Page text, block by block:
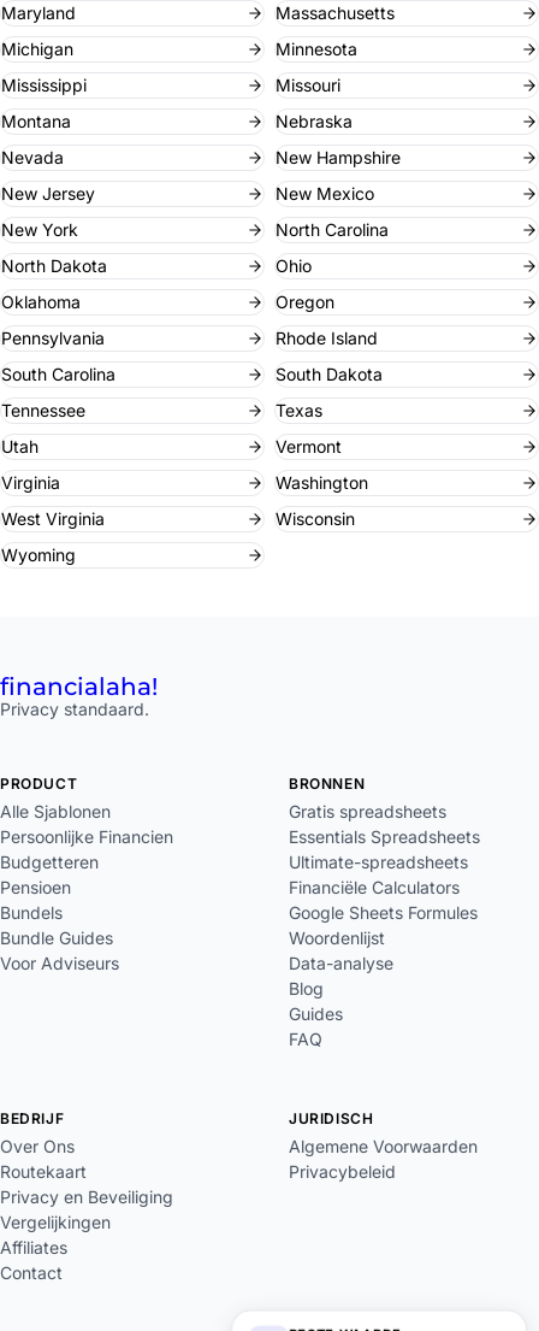
Maryland
Massachusetts
Michigan
Minnesota
Mississippi
Missouri
Montana
Nebraska
Nevada
New Hampshire
New Jersey
New Mexico
New York
North Carolina
North Dakota
Ohio
Oklahoma
Oregon
Pennsylvania
Rhode Island
South Carolina
South Dakota
Tennessee
Texas
Utah
Vermont
Virginia
Washington
West Virginia
Wisconsin
Wyoming
financialaha!
Privacy standaard.
PRODUCT
Alle Sjablonen
Persoonlijke Financien
Budgetteren
Pensioen
Bundels
Bundle Guides
Voor Adviseurs
BRONNEN
Gratis spreadsheets
Essentials Spreadsheets
Ultimate-spreadsheets
Financiële Calculators
Google Sheets Formules
Woordenlijst
Data-analyse
Blog
Guides
FAQ
BEDRIJF
Over Ons
Routekaart
Privacy en Beveiliging
Vergelijkingen
Affiliates
Contact
JURIDISCH
Algemene Voorwaarden
Privacybeleid